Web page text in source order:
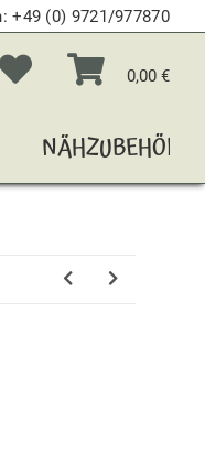
+49 (0) 9721/977870
0,00 €
NÄHZUBEHÖR